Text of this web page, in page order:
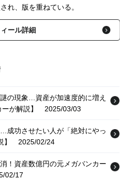
れ、版を重ねている。
ール詳細
の現象…資産が加速度的に増え
が解説】
2025/03/03
成功させたい人が「絶対にやっ
2025/02/24
！資産数億円の元メガバンカー
02/17